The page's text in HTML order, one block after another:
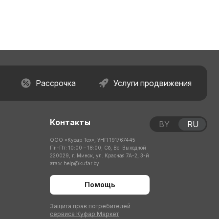
Рассрочка Услуги продвижения
Контакты
ООО «Куфар Тех», УНП 191767445
Пн-Пт: 10:00 – 18:00; Сб, Вс: Выходной
220029, г. Минск, ул. Красная 7А-2, 3-й
этаж help@kufar.by
Помощь
Защита прав потребителей
сервиса Куфар Маркет
BY RU